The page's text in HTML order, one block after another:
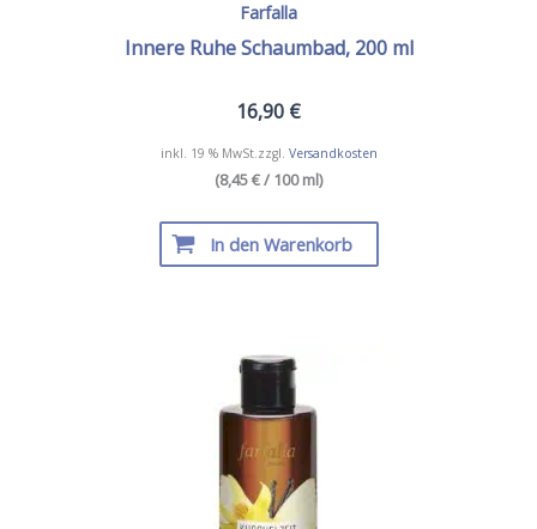
Farfalla
Innere Ruhe Schaumbad, 200 ml
16,90 €
inkl. 19 % MwSt. zzgl. Versandkosten
(8,45 € / 100 ml)
In den Warenkorb